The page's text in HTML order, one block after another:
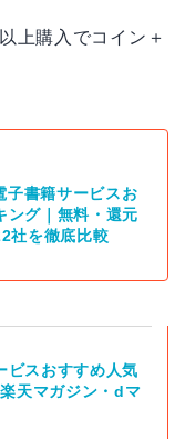
上購入でコイン＋
子書籍サービスお
ング｜無料・還元
社を徹底比較
ビスおすすめ人気
天マガジン・dマ